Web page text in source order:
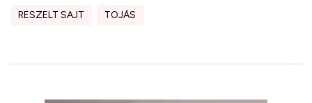
RESZELT SAJT TOJÁS